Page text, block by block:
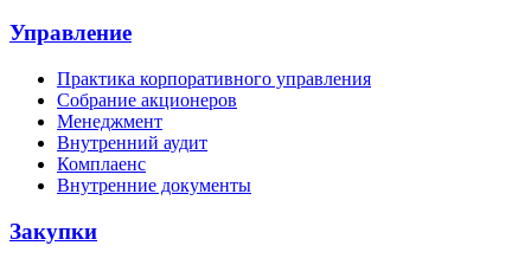
Управление
Практика корпоративного управления
Собрание акционеров
Менеджмент
Внутренний аудит
Комплаенс
Внутренние документы
Закупки